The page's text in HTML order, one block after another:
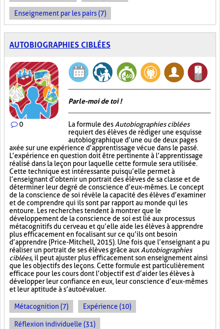
Enseignement par les pairs (7)
AUTOBIOGRAPHIES CIBLÉES
0
Parle-moi de toi !
La formule des Autobiographies ciblées
requiert des élèves de rédiger une esquisse
autobiographique d’une ou de deux pages
axée sur une expérience d’apprentissage vécue dans le passé.
L’expérience en question doit être pertinente à l’apprentissage
réalisé dans la leçon pour laquelle cette formule sera utilisée.
Cette technique est intéressante puisqu’elle permet à
l’enseignant d’obtenir un portrait des élèves de sa classe et de
déterminer leur degré de conscience d’eux-mêmes. Le concept
de la conscience de soi révèle la capacité des élèves d’examiner
et de comprendre qui ils sont par rapport au monde qui les
entoure. Les recherches tendent à montrer que le
développement de la conscience de soi est lié aux processus
métacognitifs du cerveau et qu’elle aide les élèves à apprendre
plus efficacement en focalisant sur ce qu’ils ont besoin
d’apprendre (Price-Mitchell, 2015). Une fois que l’enseignant a pu
réaliser un portrait de ses élèves grâce aux Autobiographies
ciblées, il peut ajuster plus efficacement son enseignement ainsi
que les objectifs des leçons. Cette formule est particulièrement
efficace pour les cours dont l’objectif est d’aider les élèves à
développer leur confiance en eux, leur conscience d’eux-mêmes
et leur aptitude à s’autoévaluer.
Métacognition (7) Expérience (10)
Réflexion individuelle (31)